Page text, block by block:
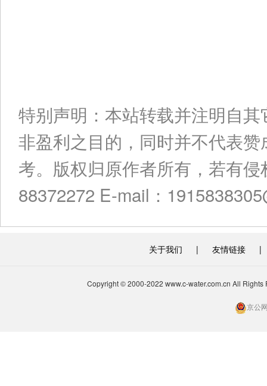
特别声明：本站转载并注明自
非盈利之目的，同时并不代表
考。版权归原作者所有，若有
88372272 E-mail：
关于我们 | 友情链接 |
Copyright © 2000-2022 www.c-water.com.cn All
京公